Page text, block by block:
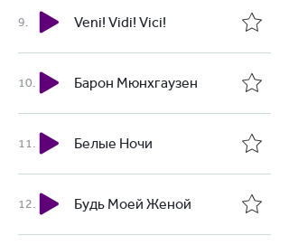
Veni! Vidi! Vici!
Барон Мюнхгаузен
Белые Ночи
Будь Моей Женой